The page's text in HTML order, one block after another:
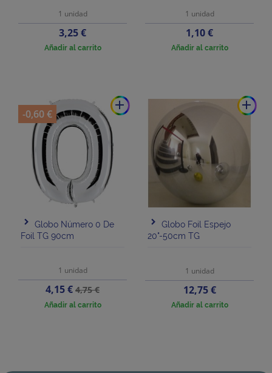
1 unidad
Precio
3,25 €
Añadir al carrito
1 unidad
Precio
1,10 €
Añadir al carrito
add
Globo Número 0 De
Foil TG 90cm
1 unidad
Precio
4,15 €Precio
base
4,75 €
Añadir al carrito
-0,60 €
add
Globo Foil Espejo
20"-50cm TG
1 unidad
Precio
12,75 €
Añadir al carrito